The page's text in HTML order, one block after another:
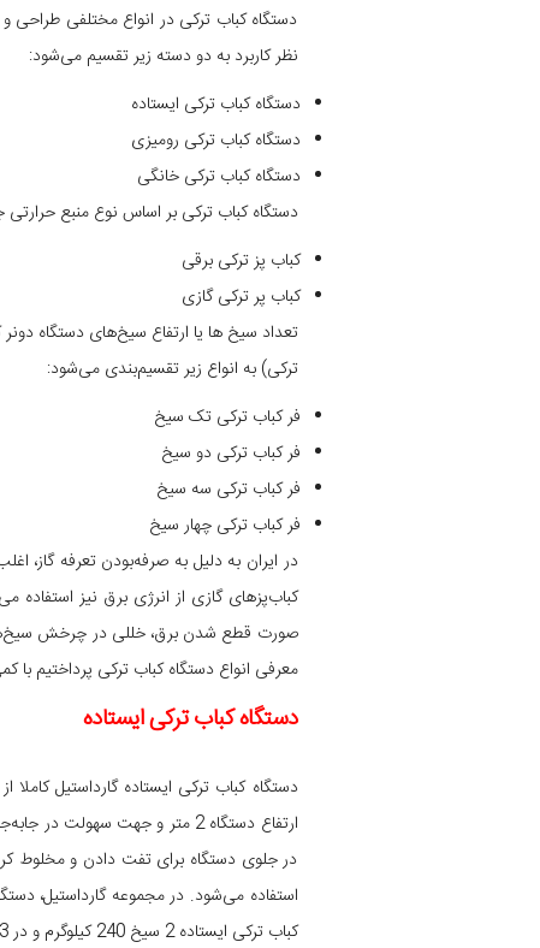
دستگاه کباب ترکی در انواع مختلفی
نظر کاربرد به دو دسته زیر تقسیم می‌شود:
دستگاه کباب ترکی ایستاده
دستگاه کباب ترکی رومیزی
دستگاه کباب ترکی خانگی
دستگاه کباب ترکی بر اساس نوع منبع حرارتی جهت پخت به 2
کباب پز ترکی برقی
کباب پر ترکی گازی
تعداد سیخ ها یا ارتفاع سیخ‌های دستگاه
ترکی) به انواع زیر تقسیم‌بندی می‌شود:
فر کباب ترکی تک سیخ
فر کباب ترکی دو سیخ
فر کباب ترکی سه سیخ
فر کباب ترکی چهار سیخ
در ایران به دلیل به صرفه‌بودن تعرفه گاز،
کباب‌پزهای گازی از انرژی برق نیز
صورت قطع شدن برق، خللی در چرخش سیخ‌ها
معرفی انواع دستگاه کباب ترکی پرداختیم با
دستگاه کباب ترکی ایستاده
ارتفاع دستگاه 2 متر و جهت سهولت در جا‌به‌جایی مجهز به چرخ هایی از جنس پلی اورتان است. در
در جلوی دستگاه برای تفت دادن و مخلوط
کباب ترکی ایستاده 2 سیخ 240 کیلوگرم و در 3 سیخ 360 کیلوگرم است.